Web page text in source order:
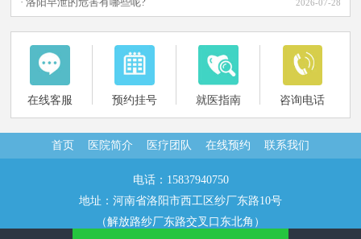
2026-07-28
在线客服 预约挂号 就医指南 咨询电话
首页 医院简介 医疗团队 在线预约 联系我们
电话：15837940750
地址：河南省洛阳市西工区纱厂东路10号
（解放路纱厂东路交叉口东北角）